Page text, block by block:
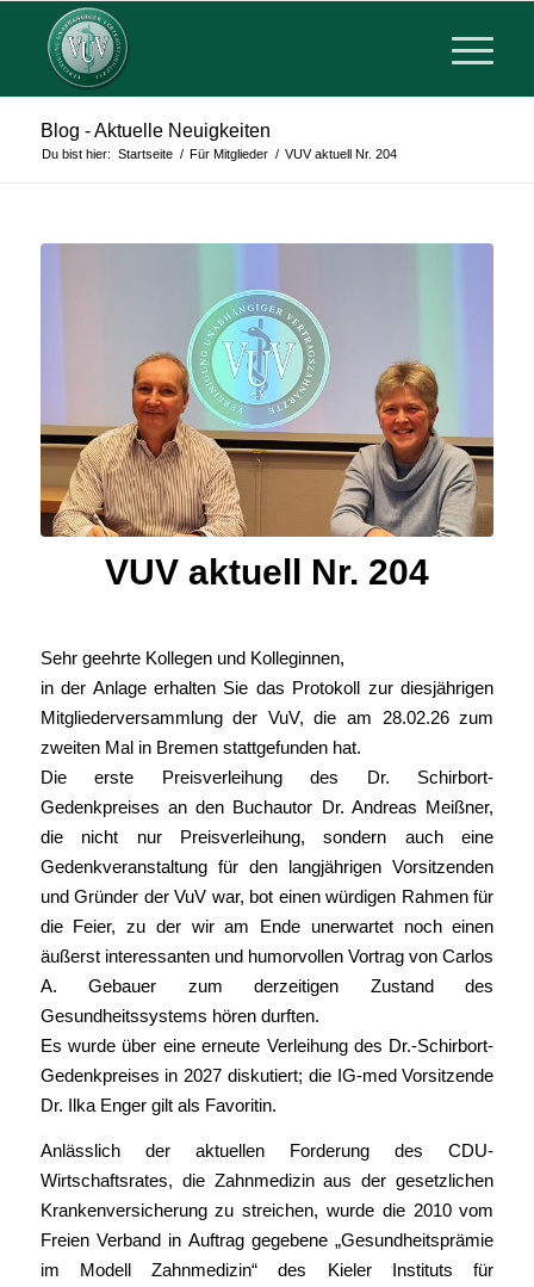
Blog - Aktuelle Neuigkeiten
Du bist hier: Startseite / Für Mitglieder / VUV aktuell Nr. 204
VUV aktuell Nr. 204
Sehr geehrte Kollegen und Kolleginnen,
in der Anlage erhalten Sie das Protokoll zur diesjährigen
Mitgliederversammlung der VuV, die am 28.02.26 zum
zweiten Mal in Bremen stattgefunden hat.
Die erste Preisverleihung des Dr. Schirbort-
Gedenkpreises an den Buchautor Dr. Andreas Meißner,
die nicht nur Preisverleihung, sondern auch eine
Gedenkveranstaltung für den langjährigen Vorsitzenden
und Gründer der VuV war, bot einen würdigen Rahmen für
die Feier, zu der wir am Ende unerwartet noch einen
äußerst interessanten und humorvollen Vortrag von Carlos
A. Gebauer zum derzeitigen Zustand des
Gesundheitssystems hören durften.
Es wurde über eine erneute Verleihung des Dr.-Schirbort-
Gedenkpreises in 2027 diskutiert; die IG-med Vorsitzende
Dr. Ilka Enger gilt als Favoritin.
Anlässlich der aktuellen Forderung des CDU-
Wirtschaftsrates, die Zahnmedizin aus der gesetzlichen
Krankenversicherung zu streichen, wurde die 2010 vom
Freien Verband in Auftrag gegebene „Gesundheitsprämie
im Modell Zahnmedizin“ des Kieler Instituts für